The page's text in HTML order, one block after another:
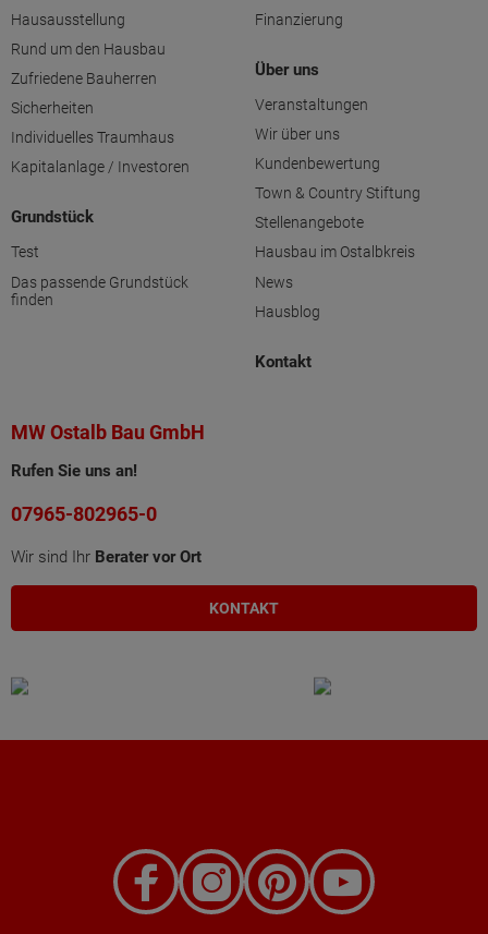
Hausausstellung
Rund um den Hausbau
Zufriedene Bauherren
Sicherheiten
Individuelles Traumhaus
Kapitalanlage / Investoren
Grundstück
Test
Das passende Grundstück
finden
Finanzierung
Über uns
Veranstaltungen
Wir über uns
Kundenbewertung
Town & Country Stiftung
Stellenangebote
Hausbau im Ostalbkreis
News
Hausblog
Kontakt
MW Ostalb Bau GmbH
Rufen Sie uns an!
07965-802965-0
Wir sind Ihr Berater vor Ort
KONTAKT